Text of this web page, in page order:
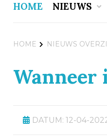
HOME NIEUWS
HOME NIEUWS
Wanneer
DATUM: 12-04-